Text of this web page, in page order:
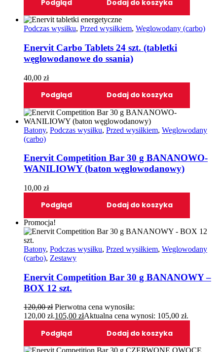
Podgląd Dodaj do koszyka
Podczas wysiłku, Przed wysiłkiem, Weglowodany (carbo)
Enervit Carbo Tablets 24 szt. (tabletki
węglowodanowe do ssania)
40,00 zł
Podgląd Dodaj do koszyka
Batony, Podczas wysiłku, Przed wysiłkiem, Weglowodany
(carbo)
Enervit Competition Bar 30 g BANANOWO-
WANILIOWY (baton węglowodanowy)
10,00 zł
Podgląd Dodaj do koszyka
Promocja!
Batony, Podczas wysiłku, Przed wysiłkiem, Weglowodany
(carbo), Zestawy
Enervit Competition Bar 30 g BANANOWY –
BOX 12 szt.
120,00zł Pierwotna cena wynosiła:
120,00 zł.105,00 złAktualna cena wynosi: 105,00 zł.
Podgląd Dodaj do koszyka